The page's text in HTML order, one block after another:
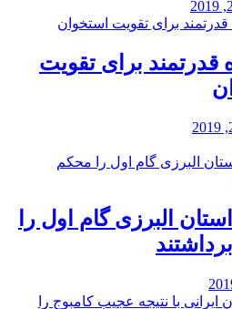
قدرتمند برای تقویت
البرزی گام اول را